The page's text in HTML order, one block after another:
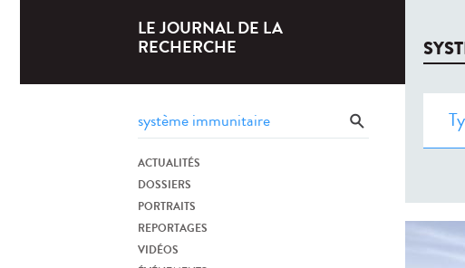
LE JOURNAL DE LA
RECHERCHE
ACTUALITÉS
DOSSIERS
PORTRAITS
REPORTAGES
VIDÉOS